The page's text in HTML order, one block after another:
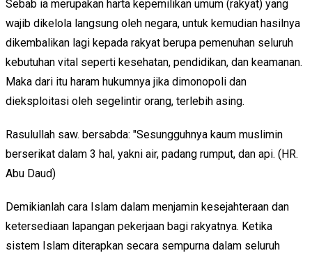
Sebab ia merupakan harta kepemilikan umum (rakyat) yang
wajib dikelola langsung oleh negara, untuk kemudian hasilnya
dikembalikan lagi kepada rakyat berupa pemenuhan seluruh
kebutuhan vital seperti kesehatan, pendidikan, dan keamanan.
Maka dari itu haram hukumnya jika dimonopoli dan
dieksploitasi oleh segelintir orang, terlebih asing.
Rasulullah saw. bersabda: "Sesungguhnya kaum muslimin
berserikat dalam 3 hal, yakni air, padang rumput, dan api. (HR.
Abu Daud)
Demikianlah cara Islam dalam menjamin kesejahteraan dan
ketersediaan lapangan pekerjaan bagi rakyatnya. Ketika
sistem Islam diterapkan secara sempurna dalam seluruh